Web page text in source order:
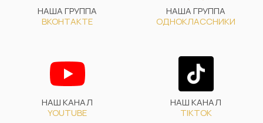
НАША ГРУППА
ВКОНТАКТЕ
НАША ГРУППА
ОДНОКЛАССНИКИ
НАШ КАНАЛ
YOUTUBE
НАШ КАНАЛ
TIKTOK